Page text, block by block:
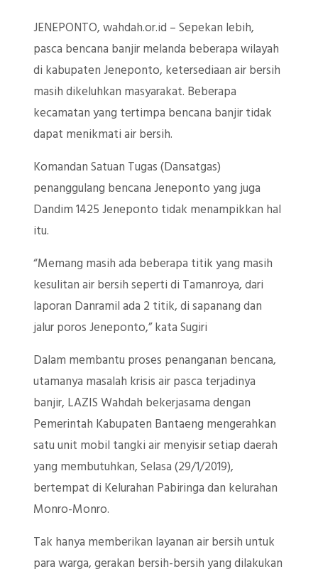
JENEPONTO, wahdah.or.id – Sepekan lebih,
pasca bencana banjir melanda beberapa wilayah
di kabupaten Jeneponto, ketersediaan air bersih
masih dikeluhkan masyarakat. Beberapa
kecamatan yang tertimpa bencana banjir tidak
dapat menikmati air bersih.
Komandan Satuan Tugas (Dansatgas)
penanggulang bencana Jeneponto yang juga
Dandim 1425 Jeneponto tidak menampikkan hal
itu.
“Memang masih ada beberapa titik yang masih
kesulitan air bersih seperti di Tamanroya, dari
laporan Danramil ada 2 titik, di sapanang dan
jalur poros Jeneponto,” kata Sugiri
Dalam membantu proses penanganan bencana,
utamanya masalah krisis air pasca terjadinya
banjir, LAZIS Wahdah bekerjasama dengan
Pemerintah Kabupaten Bantaeng mengerahkan
satu unit mobil tangki air menyisir setiap daerah
yang membutuhkan, Selasa (29/1/2019),
bertempat di Kelurahan Pabiringa dan kelurahan
Monro-Monro.
Tak hanya memberikan layanan air bersih untuk
para warga, gerakan bersih-bersih yang dilakukan